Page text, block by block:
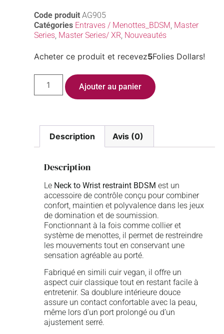
Code produit AG905
Catégories Entraves / Menottes_BDSM, Master
Series, Master Series/ XR, Nouveautés
Acheter ce produit et recevez5Folies Dollars!
Ajouter au panier
Description Avis (0)
Description
Le Neck to Wrist restraint BDSM est un
accessoire de contrôle conçu pour combiner
confort, maintien et polyvalence dans les jeux
de domination et de soumission.
Fonctionnant à la fois comme collier et
système de menottes, il permet de restreindre
les mouvements tout en conservant une
sensation agréable au porté.
Fabriqué en simili cuir vegan, il offre un
aspect cuir classique tout en restant facile à
entretenir. Sa doublure intérieure douce
assure un contact confortable avec la peau,
même lors d’un port prolongé ou d’un
ajustement serré.